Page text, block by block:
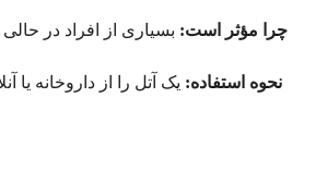
چرا مؤثر است: بسیاری از افراد در
نحوه استفاده: یک آتل را از داروخانه